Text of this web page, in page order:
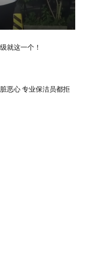
就这一个！
恶心 专业保洁员都拒